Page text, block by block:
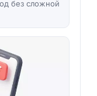
без сложной